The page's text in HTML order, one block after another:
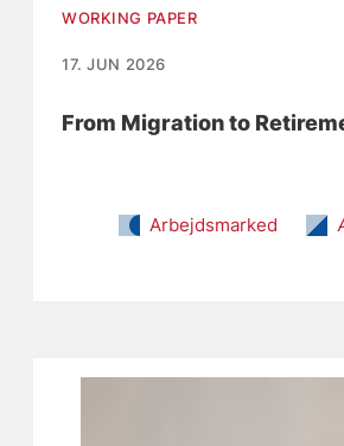
WORKING PAPER
17. JUN 2026
From Migration to
Arbejdsmarked